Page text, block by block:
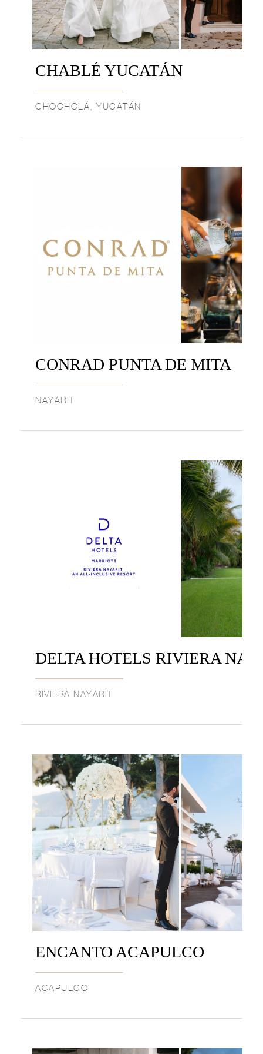
CHABLÉ YUCATÁN
CHOCHOLÁ, YUCATÁN
CONRAD PUNTA DE MITA
NAYARIT
DELTA HOTELS RIVIERA
RIVIERA NAYARIT
ENCANTO ACAPULCO
ACAPULCO